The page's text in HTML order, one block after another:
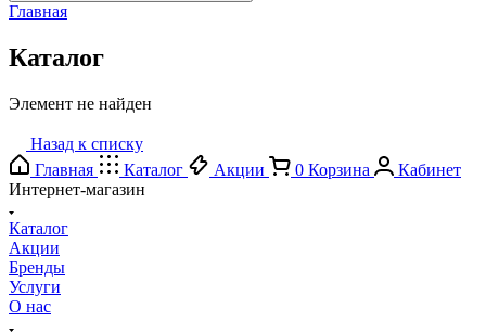
Главная
Каталог
Элемент не найден
Назад к списку
Главная
Каталог Акции 0 Корзина
Кабинет
Интернет-магазин
Каталог
Акции
Бренды
Услуги
О нас